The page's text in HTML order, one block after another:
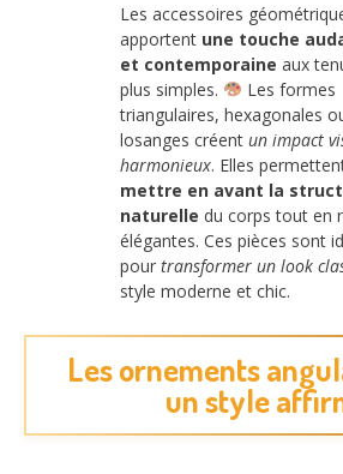
Les accessoires
apportent une touche
et contemporaine aux
plus simples.
Les formes
triangulaires, hexagonales
losanges créent un impact
harmonieux. Elles
mettre en avant la
naturelle du corps tout en
élégantes. Ces pièces sont
pour transformer un look
style moderne et chic.
Les ornements
un style